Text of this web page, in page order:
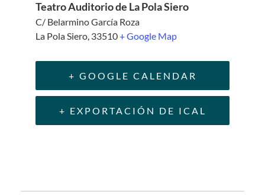
Teatro Auditorio de La Pola Siero
C/ Belarmino García Roza
La Pola Siero, 33510+ Google Map
+ GOOGLE CALENDAR
+ EXPORTACIÓN DE ICAL